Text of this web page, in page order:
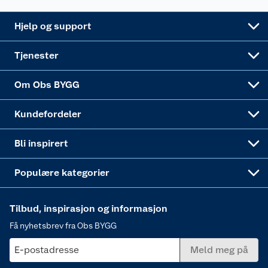
Hjelp og support
Tjenester
Om Obs BYGG
Kundefordeler
Bli inspirert
Populære kategorier
Tilbud, inspirasjon og informasjon
Få nyhetsbrev fra Obs BYGG
E-postadresse Meld meg på